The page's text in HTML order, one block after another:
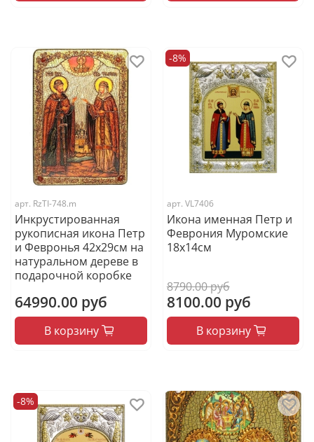
арт. RzTI-748.m
Инкрустированная
рукописная икона Петр
и Февронья 42х29см на
натуральном дереве в
подарочной коробке
64990.00 руб
В корзину
-8%
арт. VL7406
Икона именная Петр и
Феврония Муромские
18x14см
8790.00 руб
8100.00 руб
В корзину
-8%